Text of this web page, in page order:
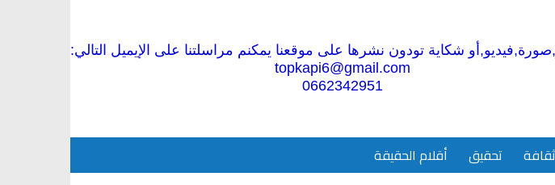
شكاية تودون نشرها على موقعنا يمكنم مراسلتنا على الإيميل التالي:
topkapi6@gmail.com
0662342951
ثقافة تحقيق أقلام الحقيقة